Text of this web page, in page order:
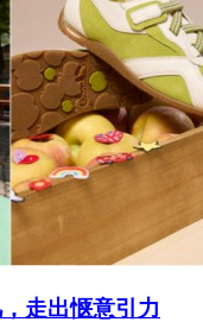
走出惬意引力